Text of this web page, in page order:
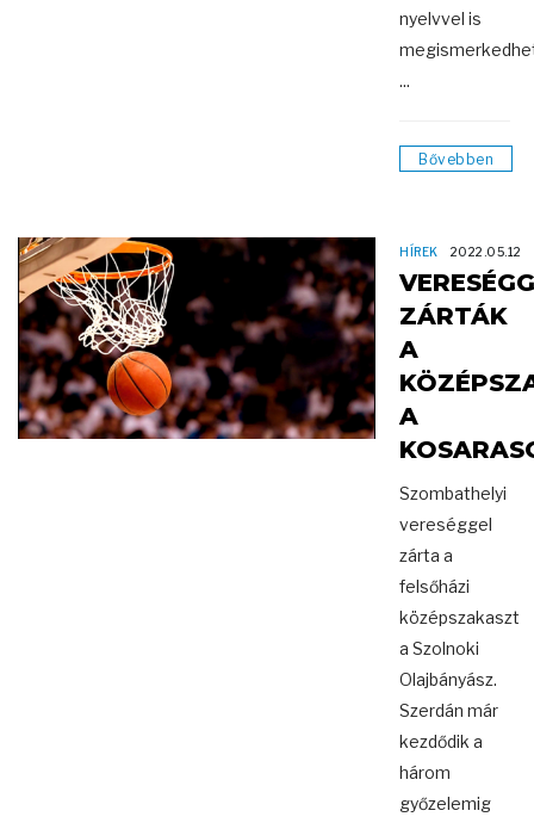
nyelvvel is
...
Bővebben
HÍREK 2022.05.12
ZÁRTÁK
A
A
Szombathelyi
vereséggel
zárta a
felsőházi
középszakaszt
a Szolnoki
Olajbányász.
Szerdán már
kezdődik a
három
győzelemig